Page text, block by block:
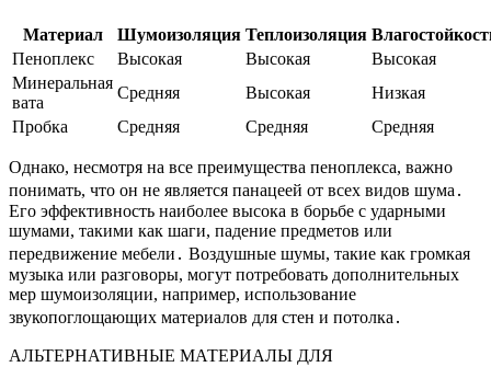
Материал Шумоизоляция Теплоизоляция
Пеноплекс
Высокая Высокая
Высокая
Минеральная
вата
Средняя Высокая
Низкая
Пробка
Средняя Средняя Средняя
Однако, несмотря на все преимущества пеноплекса, важно
понимать, что он не является панацеей от всех видов шума․
Его эффективность наиболее высока в борьбе с ударными
шумами, такими как шаги, падение предметов или
передвижение мебели․ Воздушные шумы, такие как громкая
музыка или разговоры, могут потребовать дополнительных
мер шумоизоляции, например, использование
звукопоглощающих материалов для стен и потолка․
АЛЬТЕРНАТИВНЫЕ МАТЕРИАЛЫ ДЛЯ